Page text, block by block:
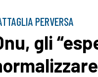
PERVERSA
gli